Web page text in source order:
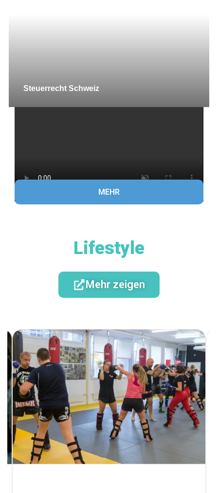
Steuerrecht Schweiz
MEHR
Lifestyle
Mehr zeigen